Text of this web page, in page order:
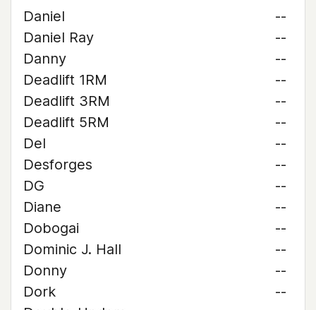
Daniel
--
Daniel Ray
--
Danny
--
Deadlift 1RM
--
Deadlift 3RM
--
Deadlift 5RM
--
Del
--
Desforges
--
DG
--
Diane
--
Dobogai
--
Dominic J. Hall
--
Donny
--
Dork
--